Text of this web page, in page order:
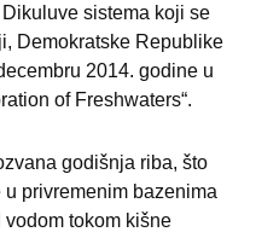
sistema koji se
Demokratske Republike
2014. godine u
of Freshwaters“.
godišnja riba, što
privremenim bazenima
tokom kišne